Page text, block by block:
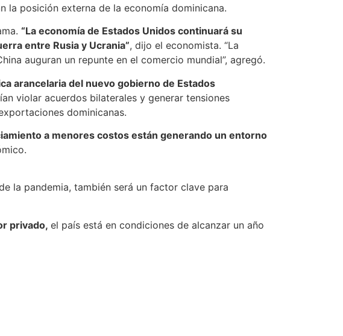
la posición externa de la economía dominicana.
“La economía de Estados Unidos continuará su
entre Rusia y Ucrania”, dijo el economista. “La
auguran un repunte en el comercio mundial”, agregó.
arancelaria del nuevo gobierno de Estados
violar acuerdos bilaterales y generar tensiones
dominicanas.
a menores costos están generando un entorno
la pandemia, también será un factor clave para
privado, el país está en condiciones de alcanzar un año